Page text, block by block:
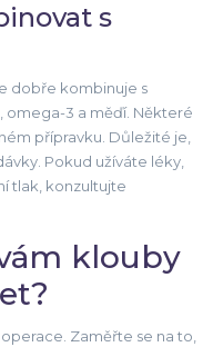
s
dobře kombinuje s
omega-3 a měďí. Některé
přípravku. Důležité je,
Pokud užíváte léky,
tlak, konzultujte
klouby
Zaměřte se na to,